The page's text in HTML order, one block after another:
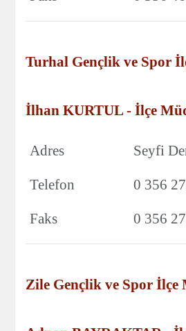
Turhal Gençlik ve Spor
İlhan KURTUL - İlçe
Adres Seyfi
Telefon 0 356
Faks 0 356
Zile Gençlik ve Spor